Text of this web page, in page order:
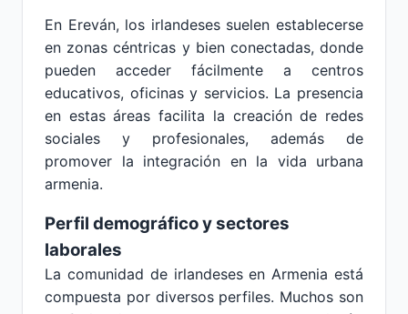
En Ereván, los irlandeses suelen establecerse
en zonas céntricas y bien conectadas, donde
pueden acceder fácilmente a centros
educativos, oficinas y servicios. La presencia
en estas áreas facilita la creación de redes
sociales y profesionales, además de
promover la integración en la vida urbana
armenia.
Perfil demográfico y sectores
laborales
La comunidad de irlandeses en Armenia está
compuesta por diversos perfiles. Muchos son